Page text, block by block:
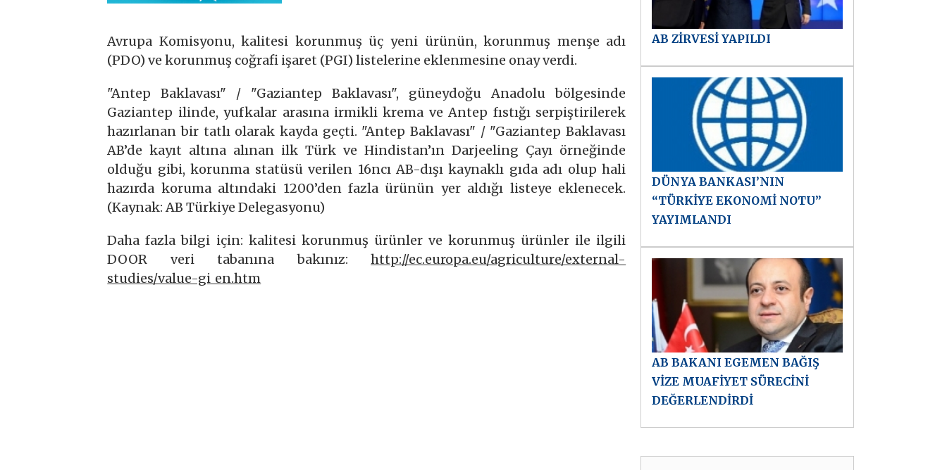
Avrupa Komisyonu, kalitesi korunmuş üç yeni ürünün, korunmuş menşe adı
(PDO) ve korunmuş coğrafi işaret (PGI) listelerine eklenmesine onay verdi.
"Antep Baklavası" / "Gaziantep Baklavası", güneydoğu Anadolu bölgesinde
Gaziantep ilinde, yufkalar arasına irmikli krema ve Antep fıstığı serpiştirilerek
hazırlanan bir tatlı olarak kayda geçti. "Antep Baklavası" / "Gaziantep Baklavası
AB’de kayıt altına alınan ilk Türk ve Hindistan’ın Darjeeling Çayı örneğinde
olduğu gibi, korunma statüsü verilen 16ncı AB-dışı kaynaklı gıda adı olup hali
hazırda koruma altındaki 1200’den fazla ürünün yer aldığı listeye eklenecek.
(Kaynak: AB Türkiye Delegasyonu)
Daha fazla bilgi için: kalitesi korunmuş ürünler ve korunmuş ürünler ile ilgili
DOOR veri tabanına bakınız:http://ec.europa.eu/agriculture/external-
studies/value-gi_en.htm
AB ZİRVESİ YAPILDI
DÜNYA BANKASI’NIN
“TÜRKİYE EKONOMİ NOTU”
YAYIMLANDI
AB BAKANI EGEMEN BAĞIŞ
VİZE MUAFİYET SÜRECİNİ
DEĞERLENDİRDİ